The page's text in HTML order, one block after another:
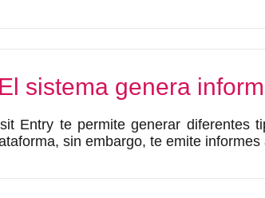
sistema genera
Entry te permite generar diferentes
sin embargo, te emite